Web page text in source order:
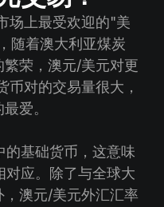
场上最受欢迎的"美
随着澳大利亚煤炭
荣，澳元/美元对更
币对的交易量很大，
爱。
的基础货币，这意味
对应。除了与全球大
澳元/美元外汇汇率